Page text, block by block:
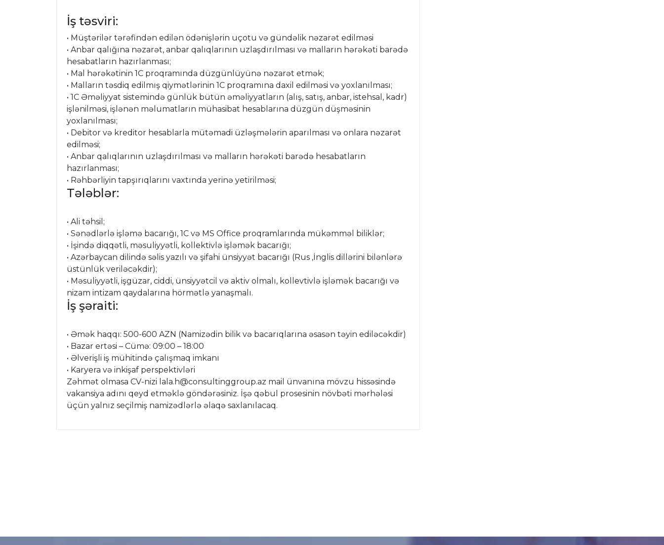
İş təsviri:
• Müştərilər tərəfindən edilən ödənişlərin uçotu və gündəlik nəzarət edilməsi
• Anbar qalığına nəzarət, anbar qalıqlarının uzlaşdırılması və malların hərəkəti barədə
hesabatların hazırlanması;
• Mal hərəkətinin 1C proqramında düzgünlüyünə nəzarət etmək;
• Malların təsdiq edilmış qiymətlərinin 1C proqramına daxil edilməsi və yoxlanılması;
• 1C Əməliyyat sistemində günlük bütün əməliyyatların (alış, satış, anbar, istehsal, kadr)
işlənilməsi, işlənən məlumatların mühasibat hesablarına düzgün düşməsinin
yoxlanılması;
• Debitor və kreditor hesablarla mütəmadi üzləşmələrin aparılması və onlara nəzarət
edilməsi;
• Anbar qalıqlarının uzlaşdırılması və malların hərəkəti barədə hesabatların
hazırlanması;
• Rəhbərliyin tapşırıqlarını vaxtında yerinə yetirilməsi;
Tələblər:
• Ali təhsil;
• Sənədlərlə işləmə bacarığı, 1C və MS Office proqramlarında mükəmməl biliklər;
• İşində diqqətli, məsuliyyətli, kollektivlə işləmək bacarığı;
• Azərbaycan dilində səlis yazılı və şifahi ünsiyyət bacarığı (Rus ,İnglis dillərini bilənlərə
üstünlük veriləcəkdir);
• Məsuliyyətli, işgüzar, ciddi, ünsiyyətcil və aktiv olmalı, kollevtivlə işləmək bacarığı və
nizam intizam qaydalarına hörmətlə yanaşmalı.
İş şəraiti:
• Əmək haqqı: 500-600 AZN (Namizədin bilik və bacarıqlarına əsasən təyin ediləcəkdir)
• Bazar ertəsi – Cümə: 09:00 – 18:00
• Əlverişli iş mühitində çalışmaq imkanı
• Karyera və inkişaf perspektivləri
Zəhmət olmasa CV-nizi lala.h@consultinggroup.az mail ünvanına mövzu hissəsində
vakansiya adını qeyd etməklə göndərəsiniz. İşə qəbul prosesinin növbəti mərhələsi
üçün yalnız seçilmiş namizədlərlə əlaqə saxlanılacaq.